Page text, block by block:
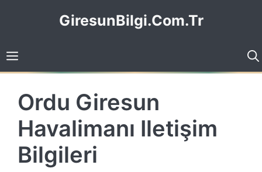
GiresunBilgi.Com.Tr
Ordu Giresun
Havalimanı Iletişim
Bilgileri